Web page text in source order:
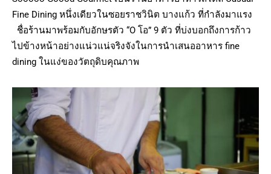
Fine Dining หนึ่งเดียวในซอยราชวินิต บางแก้ว ที่กำลังมาแรง
ชื่อร้านมาพร้อมกับอักษรตัว “O โอ” 9 ตัว ที่บ่งบอกถึงการก้าว
ไปข้างหน้าอย่างแน่วแน่จริงจังในการนำเสนออาหาร fine
dining ในแง่ของวัตถุดิบคุณภาพ